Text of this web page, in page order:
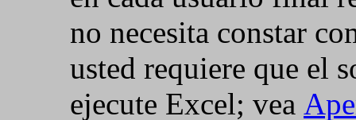
no necesita constar
usted requiere que el
ejecute Excel; vea